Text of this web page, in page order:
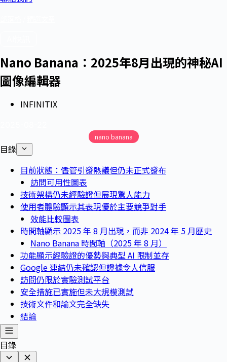
Nano Banana：2025年8月出現的神秘AI
圖像編輯器
INFINITIX
nano banana
目錄
目前狀態：儘管引發熱議但仍未正式發布
訪問可用性圖表
技術架構仍未經驗證但展現驚人能力
使用者體驗顯示其表現優於主要競爭對手
效能比較圖表
時間軸顯示 2025 年 8 月出現，而非 2024 年 5 月歷史
Nano Banana 時間軸（2025 年 8 月）
功能顯示經驗證的優勢與典型 AI 限制並存
Google 連結仍未確認但證據令人信服
訪問仍限於實驗測試平台
安全措施已實施但未大規模測試
技術文件和論文完全缺失
結論
目錄